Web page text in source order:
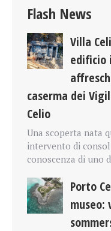
Flash News
Villa
edificio
caserma dei
Celio
Una scoperta nata
intervento di
conoscenza di uno
Porto
museo: